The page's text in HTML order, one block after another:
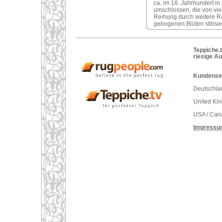
ca. im 16. Jahrhundert
umschlossen, die von
Reihung durch weitere
gebogenen Blüten
riesige
United
USA /